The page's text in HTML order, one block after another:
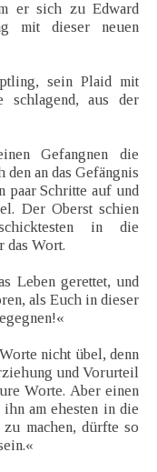
er sich zu Edward
mit dieser neuen
sein Plaid mit
schlagend, aus der
Gefangnen die
an das Gefängnis
paar Schritte auf und
Der Oberst schien
in die
das Wort.
Leben gerettet, und
als Euch in dieser
nicht übel, denn
und Vorurteil
Worte. Aber einen
am ehesten in die
machen, dürfte so